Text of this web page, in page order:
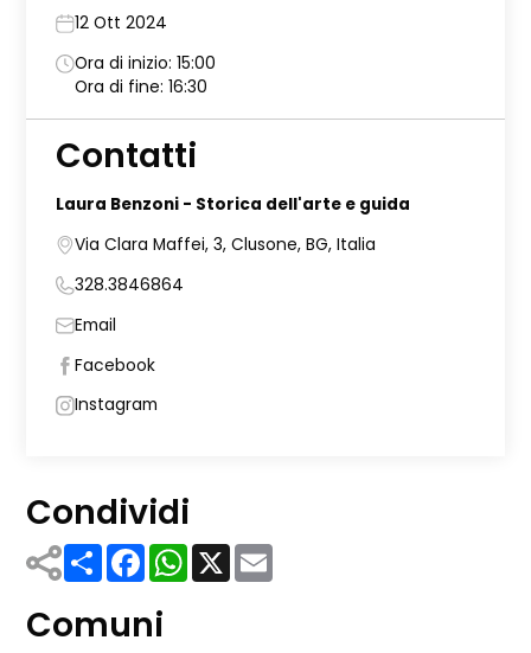
12 Ott 2024
Ora di inizio: 15:00
Ora di fine: 16:30
Contatti
Laura Benzoni - Storica dell'arte e guida
Via Clara Maffei, 3, Clusone, BG, Italia
328.3846864
Email
Facebook
Instagram
Condividi
ShareFacebook
WhatsApp
X
Comuni